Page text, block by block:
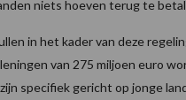
niets hoeven terug te
in het kader van deze
van 275 miljoen euro
specifiek gericht op jonge